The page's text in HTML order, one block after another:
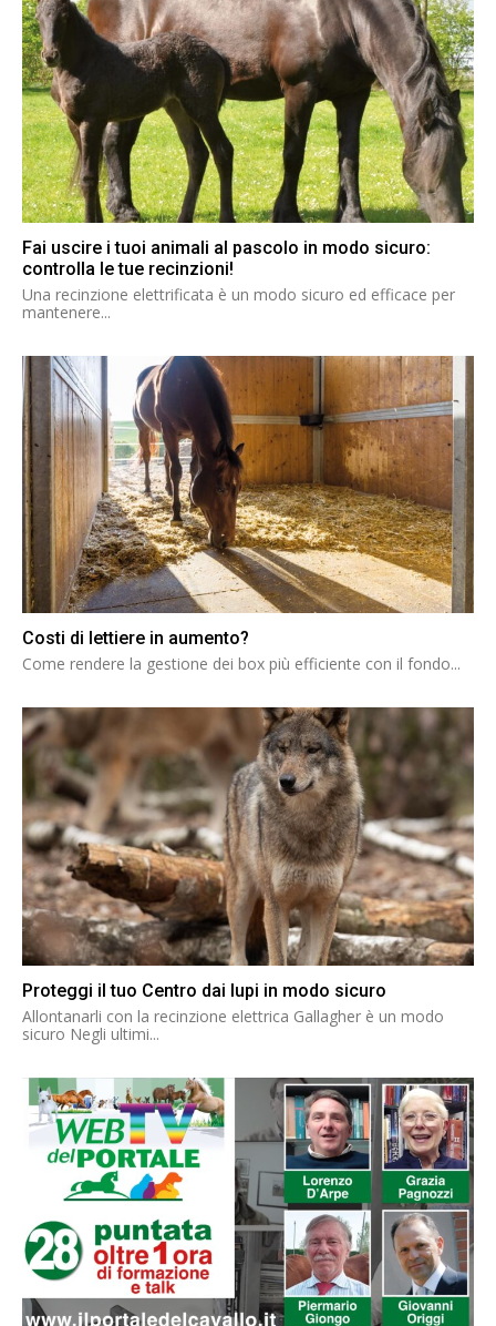
Fai uscire i tuoi animali al pascolo in modo sicuro:
controlla le tue recinzioni!
Una recinzione elettrificata è un modo sicuro ed efficace per
mantenere...
Costi di lettiere in aumento?
Come rendere la gestione dei box più efficiente con il fondo...
Proteggi il tuo Centro dai lupi in modo sicuro
Allontanarli con la recinzione elettrica Gallagher è un modo
sicuro Negli ultimi...